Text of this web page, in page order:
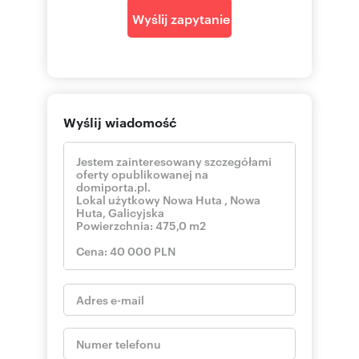
Położenie lokalu: ruchliwa ulica
Witryna wystawowa: jest
Wejście: od ulicy
Liczba wejść: 2
Min. okres naj. (mies.): 12
Opłaty wg liczników: Woda zimna, Woda ciepła,
woda, prąd
Opł. ekspl. /m2: 10
Stan lokalu: bardzo dobry
Okna: aluminiowe 3 szybowe, ciepły montaż
Powierzchnia użytkowa [m2]: 475
Rok budowy: 2025
Przeznaczenie lokalu: usługowy, handlowy,
handlowo-usługowy
Wyślij zapytanie
Wyślij wiadomość